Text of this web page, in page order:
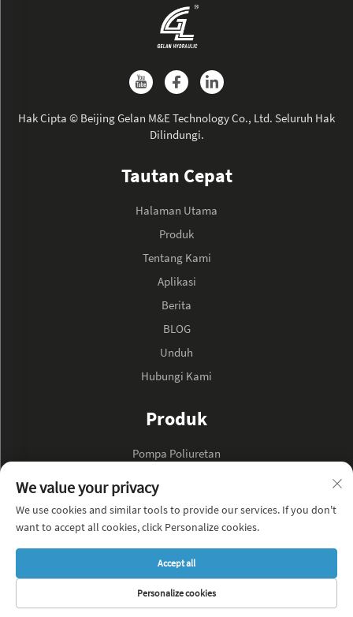
Hak Cipta © Beijing Gelan M&E Technology Co., Ltd. Seluruh Hak
Dilindungi.
Tautan Cepat
Halaman Utama
Produk
Tentang Kami
Aplikasi
Berita
BLOG
Unduh
Hubungi Kami
Produk
Pompa Poliuretan
TENTANG PERUSAHAAN
BLOG
We value your privacy
We use cookies and similar tools to provide our services. If you don't
want to accept all cookies, click Personalize cookies.
Personalize cookies
Accept all